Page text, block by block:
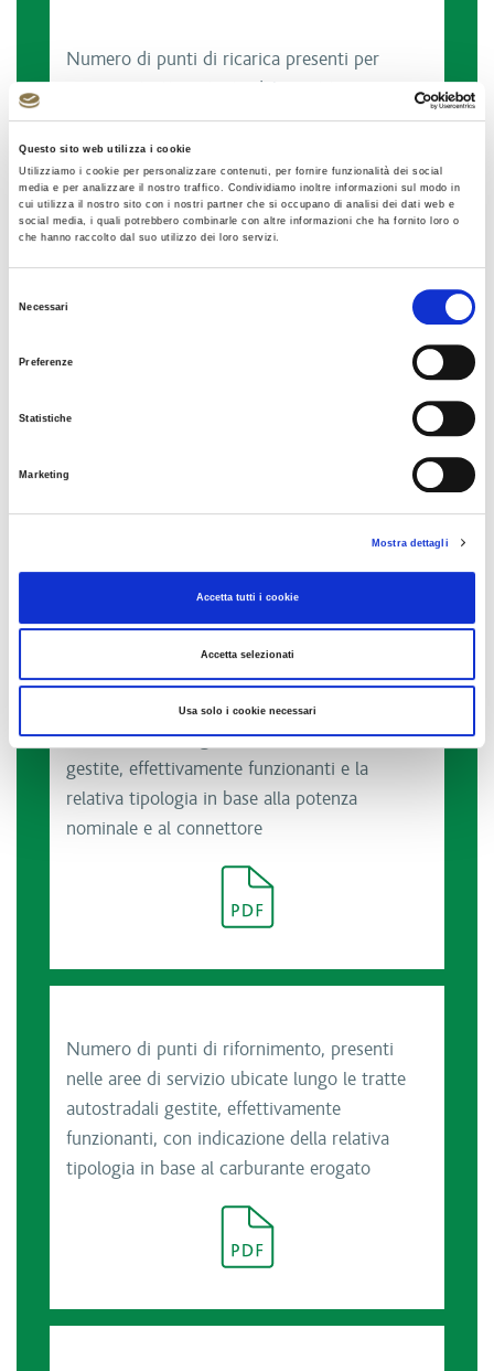
Questo sito web utilizza i cookie
Utilizziamo i cookie per personalizzare contenuti, per fornire funzionalità dei social
media e per analizzare il nostro traffico. Condividiamo inoltre informazioni sul modo in
cui utilizza il nostro sito con i nostri partner che si occupano di analisi dei dati web e
social media, i quali potrebbero combinarle con altre informazioni che ha fornito loro o
che hanno raccolto dal suo utilizzo dei loro servizi.
Necessari
Preferenze
Statistiche
Marketing
Mostra dettagli
Accetta tutti i cookie
Accetta selezionati
Usa solo i cookie necessari
Numero di punti di ricarica presenti per
senso di marcia, suddivisi per tipologia in
base alla potenza nominale
Numero di punti di rifornimento presenti per
senso di marcia, suddivisi per tipologia di
Numero di punti di ricarica per veicoli
elettrici, presenti nelle aree di servizio e di
sosta ubicate lungo le tratte autostradali
gestite, effettivamente funzionanti e la
relativa tipologia in base alla potenza
nominale e al connettore
Numero di punti di rifornimento, presenti
nelle aree di servizio ubicate lungo le tratte
autostradali gestite, effettivamente
funzionanti, con indicazione della relativa
tipologia in base al carburante erogato